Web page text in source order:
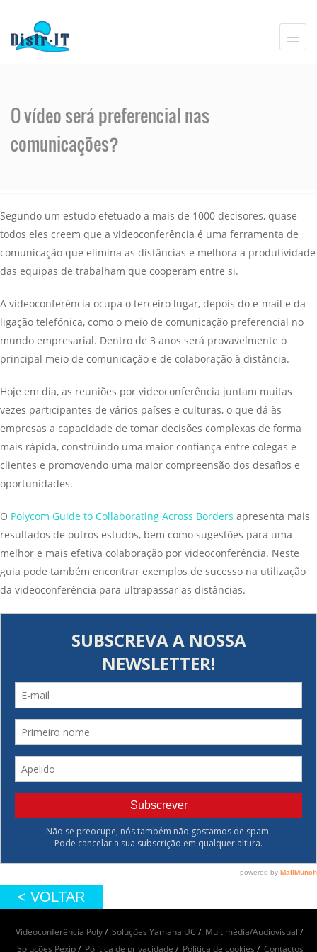
O vídeo será preferencial nas
comunicações?
Segundo um estudo efetuado a mais de 1000 decisores, quase
todos eles creem que a videoconferência é uma ferramenta de
comunicação que elimina as distâncias e melhora a produtividade
das equipas de trabalham que cooperam entre si.
A videoconferência ocupa o terceiro lugar, depois do e-mail e da
ligação telefónica, como o meio de comunicação preferencial no
mundo empresarial. Dentro de 3 anos será provavelmente o
principal meio de comunicação e de colaboração à distância.
Hoje em dia, as reuniões por videoconferência juntam muitas
vezes participantes de vários países e culturas, o que dá às
empresas a capacidade de tomar decisões complexas de forma
mais rápida, construindo uma maior confiança entre colegas e
clientes e promovendo uma maior compreensão dos desafios e
oportunidades.
O Polycom Guide to Collaborating Across Borders apresenta mais
resultados de outros estudos, bem como sugestões para uma
melhor e mais efetiva colaboração por videoconferência. Neste
guia pode também encontrar exemplos de sucesso na utilização
da videoconferência para ultrapassar as distâncias.
< VOLTAR
Videoconferência Poly Soluções Yamaha UC
Multimédia/Audiovisual
Soluções Pexip
Política de privacidade Política de cookies Contactos